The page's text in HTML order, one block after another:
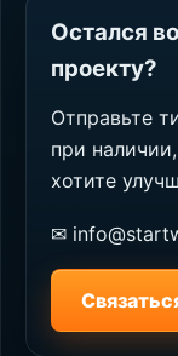
Остался
проекту?
Отправьте
при
хотите
✉